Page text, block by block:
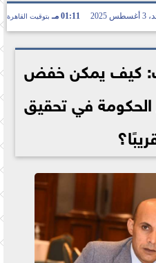
2025 01:11 مـ بتوقيت القاهرة
كيف يمكن خفض
في تحقيق